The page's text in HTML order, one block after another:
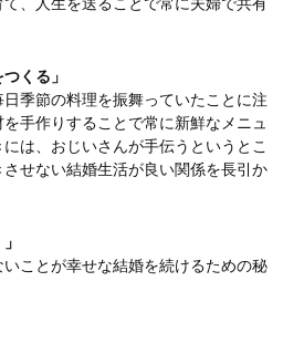
くる」
季節の料理を振舞っていたことに注
手作りすることで常に新鮮なメニュ
は、おじいさんが手伝うというとこ
せない結婚生活が良い関係を長引か
ことが幸せな結婚を続けるための秘